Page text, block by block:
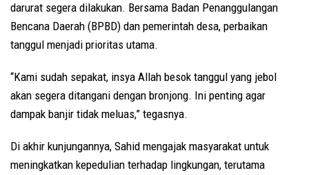
darurat segera dilakukan. Bersama Badan Penanggulangan
Bencana Daerah (BPBD) dan pemerintah desa, perbaikan
tanggul menjadi prioritas utama.
“Kami sudah sepakat, insya Allah besok tanggul yang jebol
akan segera ditangani dengan bronjong. Ini penting agar
dampak banjir tidak meluas,” tegasnya.
Di akhir kunjungannya, Sahid mengajak masyarakat untuk
meningkatkan kepedulian terhadap lingkungan, terutama